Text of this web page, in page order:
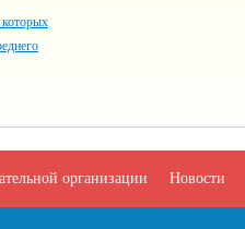
которых
организации Новости